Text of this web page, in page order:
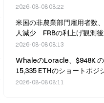
2026-08-08 08:22
米国の非農業部門雇用者数
人減少 FRBの利上げ観測後
市場は3～4％上昇
2026-08-08 08:13
WhaleのLoracle、$948K
15,335 ETHのショートポジ
2026-08-08 08:11